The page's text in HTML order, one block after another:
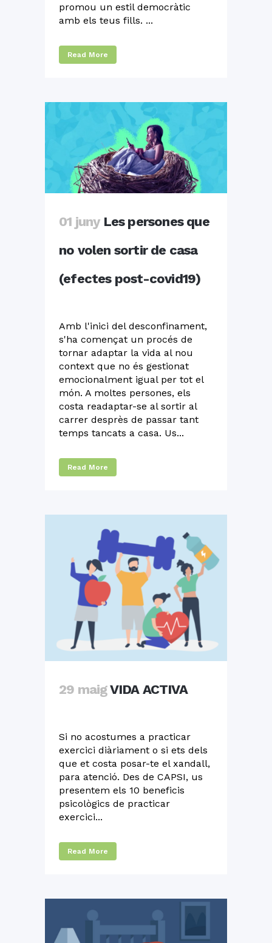
promou un estil democràtic
amb els teus fills. ...
Read More
01 juny Les persones que
no volen sortir de casa
(efectes post-covid19)
Amb l'inici del desconfinament,
s'ha començat un procés de
tornar adaptar la vida al nou
context que no és gestionat
emocionalment igual per tot el
món. A moltes persones, els
costa readaptar-se al sortir al
carrer desprès de passar tant
temps tancats a casa. Us...
Read More
29 maigVIDA ACTIVA
Si no acostumes a practicar
exercici diàriament o si ets dels
que et costa posar-te el xandall,
para atenció. Des de CAPSI, us
presentem els 10 beneficis
psicològics de practicar
exercici...
Read More